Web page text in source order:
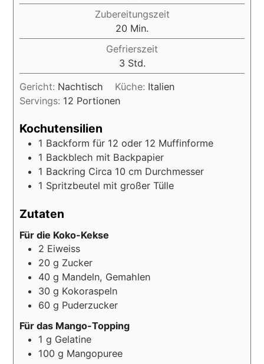
Zubereitungszeit
20 Min.
Gefrierszeit
3 Std.
Gericht: Nachtisch Küche: Italien
Servings: 12 Portionen
Kochutensilien
1 Backform für 12oder 12 Muffinforme
1 Backblech mit Backpapier
1 Backring Circa 10 cm Durchmesser
1 Spritzbeutel mit großer Tülle
Zutaten
Für die Koko-Kekse
2 Eiweiss
20 g Zucker
40 g Mandeln, Gemahlen
30 g Kokoraspeln
60 g Puderzucker
Für das Mango-Topping
1 g Gelatine
100 g Mangopuree